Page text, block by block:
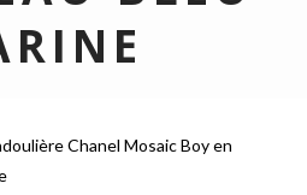
Chanel Mosaic Boy en